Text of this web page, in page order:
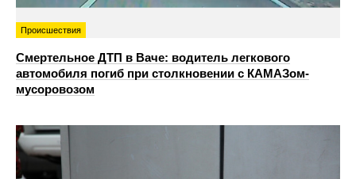
Происшествия
Смертельное ДТП в Ваче: водитель легкового
автомобиля погиб при столкновении с КАМАЗом-
мусоровозом